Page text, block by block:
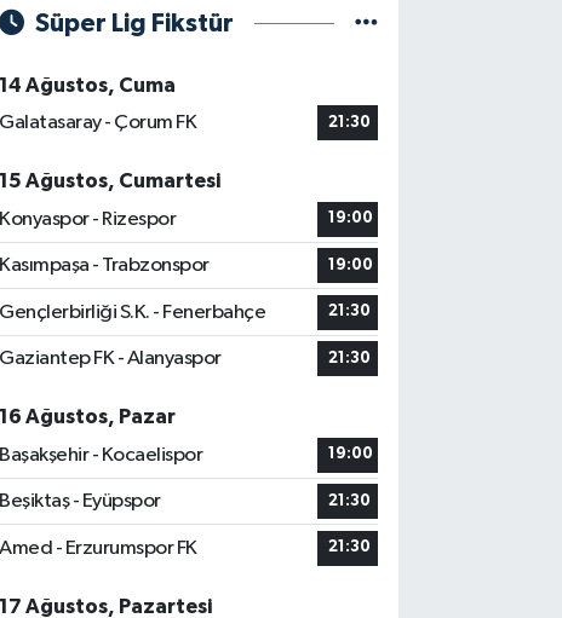
Süper Lig Fikstür
14 Ağustos, Cuma
Galatasaray - Çorum FK
21:30
15 Ağustos, Cumartesi
Konyaspor - Rizespor
19:00
Kasımpaşa - Trabzonspor 19:00
Gençlerbirliği S.K. - Fenerbahçe 21:30
Gaziantep FK - Alanyaspor 21:30
16 Ağustos, Pazar
Başakşehir - Kocaelispor
19:00
Beşiktaş - Eyüpspor 21:30
Amed - Erzurumspor FK 21:30
17 Ağustos, Pazartesi